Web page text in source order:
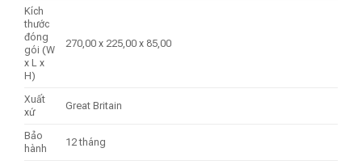
Kích
thước
đóng
gói (W
x L x
H)
270,00 x 225,00 x 85,00
Xuất
xứ
Great Britain
Bảo
hành
12 tháng